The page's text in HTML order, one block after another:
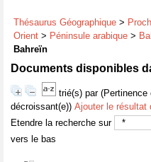
Thésaurus Géographique >
Orient > Péninsule arabique >
Bahreïn
Documents disponibles
trié(s) par (Pertinence
décroissant(e)) Ajouter le résultat
Etendre la recherche sur
vers le bas